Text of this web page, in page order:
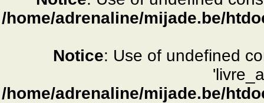
/home/adrenaline/mijade.be/
Notice: Use of undefined
/home/adrenaline/mijade.be/